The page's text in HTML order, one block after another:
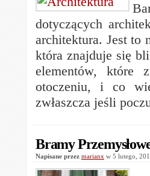
dotyczących
architektura. Jest to
która znajduje się
elementów, które
otoczeniu, i co
zwłaszcza jeśli
Bramy
Napisane przez marianx w 5 lutego,